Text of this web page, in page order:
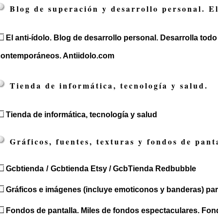
Blog de superación y desarrollo personal.
El anti-ídolo. Blog de desarrollo personal. Desarrolla
Antiidolo.com
Tienda de informática, tecnología y salud.
Tienda de informática, tecnología y salud
Gráficos, fuentes, texturas y fondos de
Gcbtienda / Gcbtienda Etsy /GcbTienda Redbubble
Gráficos e imágenes (incluye emoticonos y banderas)
Fondos de pantalla. Miles de fondos espectaculares.